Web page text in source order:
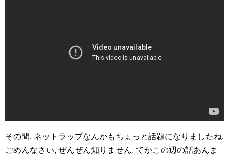
その間, ネットラップなんかもちょっと話題になりましたね.
ごめんなさい, ぜんぜん知りません. てかこの辺の話あんま